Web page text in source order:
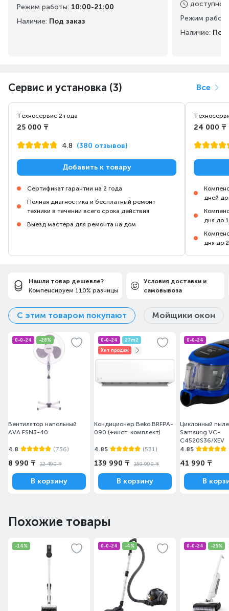
Режим работы: 10:00-21:00
Наличие: Под заказ
доступно
Режим
Наличие: Под
Сервис и установка (3) Все
Техносервис 2 года
25 000 ₸
4.8 (380 отзывов)
Добавить к товару
Сертификат гарантии на 2 года
Полная диагностика и бесплатный ремонт
техники в течении всего срока действия
Выезд мастера для ремонта на дом
24 000 ₸
дней до
дня до
дня до
Нашли товар дешевле?
Компенсируем 110% разницы
Условия доставки и
самовывоза
С этим товаром покупают Мойщики окон
0-0-24 -28%
Вентилятор напольный
AVA FSN3-40
4.8 (756)
8 990 ₸ 12 490 ₸
В корзину
0-0-24
27m2
Хит продаж
Кондиционер Beko BRFPA-
090 (+инст. комплект)
4.85 (531)
139 990 ₸ 159 990 ₸
В корзину
0-0-24
Циклонный
Samsung VC-
C4520S36/XEV
4.85
41 990 ₸
В
Похожие товары
-14% 0-0-24 -4% 0-0-24 -25%